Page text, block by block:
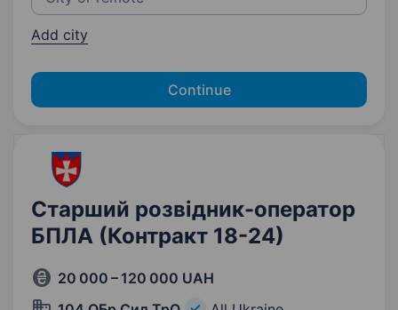
Add city
Continue
Старший розвідник-оператор
БПЛА (Контракт 18-24)
20 000 – 120 000 UAH